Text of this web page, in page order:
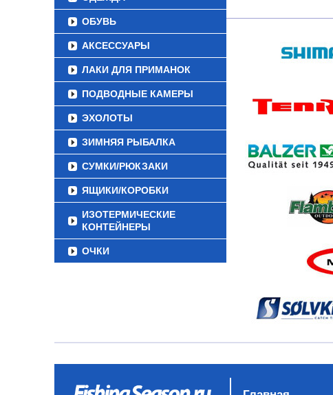
ОБУВЬ
АКСЕССУАРЫ
ЛАКИ ДЛЯ ПРИМАНОК
ПОДВОДНЫЕ КАМЕРЫ
ЭХОЛОТЫ
ЗИМНЯЯ РЫБАЛКА
СУМКИ/РЮКЗАКИ
ЯЩИКИ/КОРОБКИ
ИЗОТЕРМИЧЕСКИЕ
КОНТЕЙНЕРЫ
ОЧКИ